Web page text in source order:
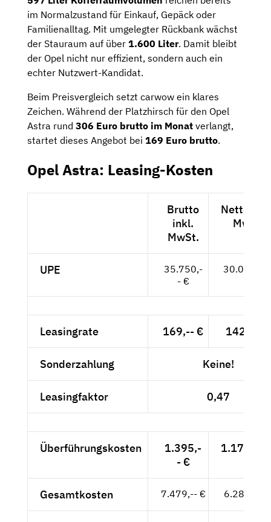
im Normalzustand für Einkauf, Gepäck oder
Familienalltag. Mit umgelegter Rückbank wächst
der Stauraum auf über 1.600 Liter. Damit bleibt
der Opel nicht nur effizient, sondern auch ein
echter Nutzwert-Kandidat.
Beim Preisvergleich setzt carwow ein klares
Zeichen. Während der Platzhirsch für den Opel
Astra rund 306 Euro brutto im Monat verlangt,
startet dieses Angebot bei 169 Euro brutto.
Opel Astra: Leasing-Kosten
Brutto
inkl.
MwSt.
Netto
MwSt.
UPE
35.750,-
- €
30.042,--
Leasingrate 169,-- € 142,02 €
Sonderzahlung Keine!
Leasingfaktor 0,47
Überführungskosten
1.395,-
- €
1.172,27
Gesamtkosten 7.479,-- € 6.284,87